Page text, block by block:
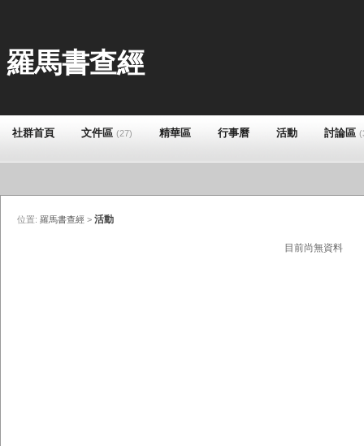
羅馬書查經
社群首頁 文件區 (27) 精華區 行事曆 活動 討論區
位置: 羅馬書查經 > 活動
目前尚無資料